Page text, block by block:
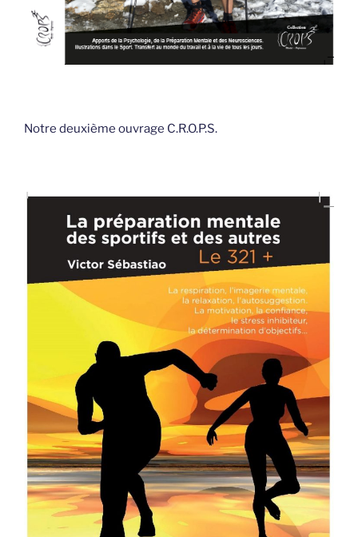
Notre deuxième ouvrage C.R.O.P.S.